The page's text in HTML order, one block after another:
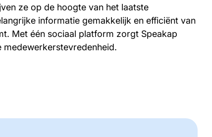
ze op de hoogte van het laatste
informatie gemakkelijk en efficiënt van
Met één sociaal platform zorgt Speakap